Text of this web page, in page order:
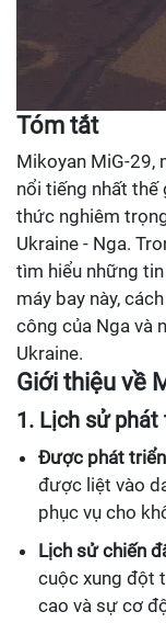
Tóm tắt
Mikoyan MiG-29,
nổi tiếng nhất thế
thức nghiêm
Ukraine - Nga.
tìm hiểu những
máy bay này,
công của Nga và
Ukraine.
Giới thiệu về
1. Lịch sử phát
Được phát triển
được liệt vào
phục vụ cho
Lịch sử chiến
cuộc xung đột
cao và sự cơ